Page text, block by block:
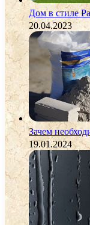
Дом в стиле
20.04.2023
Зачем
19.01.2024